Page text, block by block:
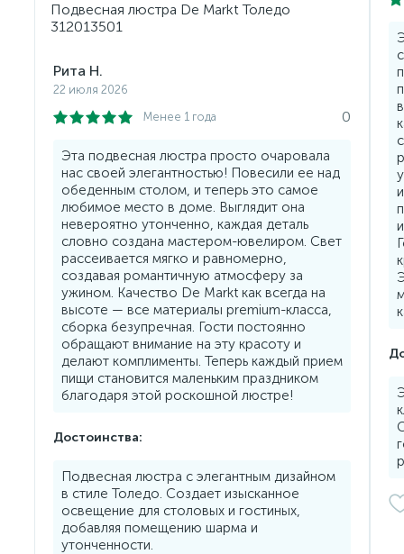
Подвесная люстра De Markt Толедо
312013501
Рита Н.
22 июля 2026
Менее 1 года
0
Эта подвесная люстра просто очаровала
нас своей элегантностью! Повесили ее над
обеденным столом, и теперь это самое
любимое место в доме. Выглядит она
невероятно утонченно, каждая деталь
словно создана мастером-ювелиром. Свет
рассеивается мягко и равномерно,
создавая романтичную атмосферу за
ужином. Качество De Markt как всегда на
высоте — все материалы premium-класса,
сборка безупречная. Гости постоянно
обращают внимание на эту красоту и
делают комплименты. Теперь каждый прием
пищи становится маленьким праздником
благодаря этой роскошной люстре!
Достоинства:
Подвесная люстра с элегантным дизайном
в стиле Толедо. Создает изысканное
освещение для столовых и гостиных,
добавляя помещению шарма и
утонченности.